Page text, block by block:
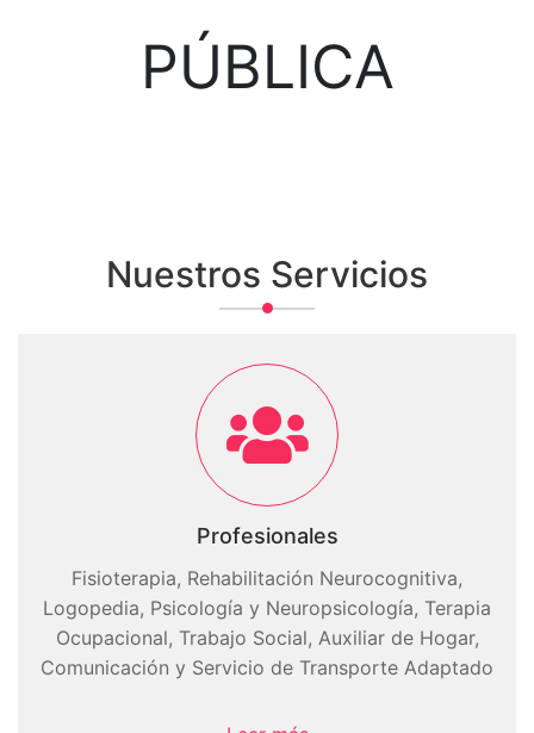
PÚBLICA
Nuestros Servicios
Profesionales
Fisioterapia, Rehabilitación Neurocognitiva,
Logopedia, Psicología y Neuropsicología, Terapia
Ocupacional, Trabajo Social, Auxiliar de Hogar,
Comunicación y Servicio de Transporte Adaptado